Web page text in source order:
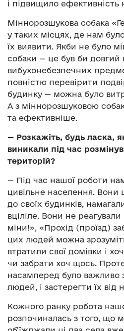
і підвищило ефективність
Міннорозшукова собака
у таких місцях, де нам
їх виявити. Якби не було
собаки — це був би
вибухонебезпечних
повністю перевірити
будинку — можна було
А з міннорозшуковою
та ефективніше.
— Розкажіть, будь ласка,
виникали під час
територій?
— Під час нашої роботи
цивільне населення.
до своїх будинків,
вціліле. Вони не
міни!», «Прохід (проїзд)
цих людей можна
втратили свої домівки і
чи забрати хоч щось.
насамперед було важливо
людей, і застерегти їх від
Кожного ранку робота
розпочиналась з того, що